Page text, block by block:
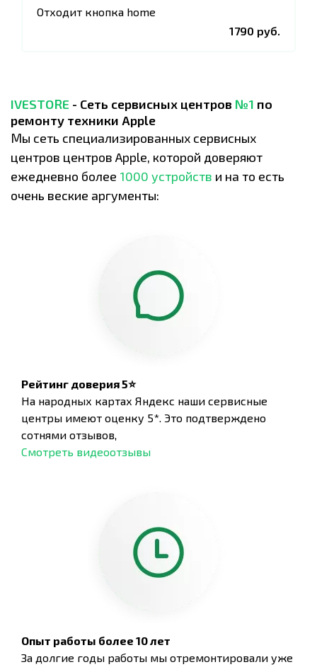
Отходит кнопка home
1790 руб.
IVESTORE - Сеть сервисных центров №1 по
ремонту техники Apple
Мы сеть специализированных сервисных
центров центров Apple, которой доверяют
ежедневно более 1000 устройств и на то есть
очень веские аргументы:
Рейтинг доверия 5⭐
На народных картах Яндекс наши сервисные
центры имеют оценку 5*. Это подтверждено
сотнями отзывов,
Смотреть видеоотзывы
Опыт работы более 10 лет
За долгие годы работы мы отремонтировали уже